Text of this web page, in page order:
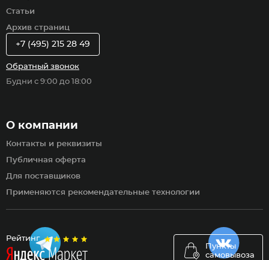
Рейтинг
Пункты
самовывоза
Статьи
Архив страниц
О компании
Контакты и реквизиты
Публичная оферта
Для поставщиков
Применяются рекомендательные технологии
+7 (495) 215 28 49
Обратный звонок
Будни с 9:00 до 18:00